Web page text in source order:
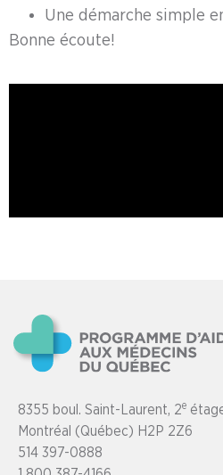
Une démarche simple
Bonne écoute!
8355 boul. Saint-Laurent, 2e
Montréal (Québec) H2P 2Z6
514 397-0888